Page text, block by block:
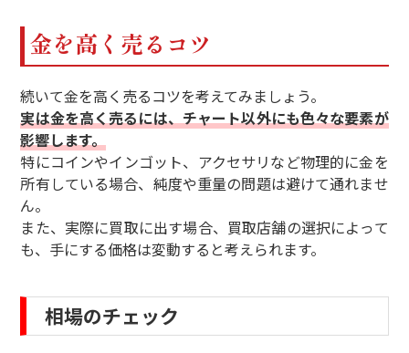
金を高く売るコツ
続いて金を高く売るコツを考えてみましょう。
実は金を高く売るには、チャート以外にも色々な要素が
影響します。
特にコインやインゴット、アクセサリなど物理的に金を
所有している場合、純度や重量の問題は避けて通れませ
ん。
また、実際に買取に出す場合、買取店舗の選択によって
も、手にする価格は変動すると考えられます。
相場のチェック